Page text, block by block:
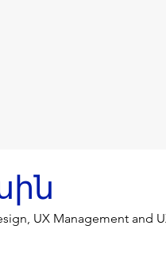
UX Management and